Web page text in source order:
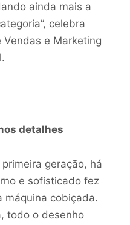
ainda mais a
celebra
e Marketing
detalhes
geração, há
e sofisticado fez
máquina cobiçada.
todo o desenho